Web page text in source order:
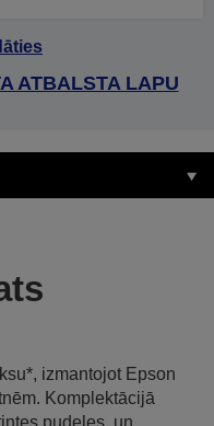
ATBALSTA LAPU
izmantojot Epson
Komplektācijā
pudeles, un,